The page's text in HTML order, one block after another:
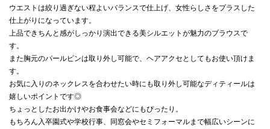
ウエストは絞り過ぎない程よいバランスで仕上げ、女性らしさをプラスした
仕上がりになっています。
上品できちんと感がしっかり演出できる美シルエットが魅力のブラウスで
す。
また胸元のパールピンは取り外し可能で、ヘアアクセとしてもお使い頂けま
す。
お気に入りのネックレスを合わせたい時にも取り外し可能なディティールは
嬉しいポイントです◎
ちょっとしたお出かけやお食事会などにもぴったり。
もちろん入卒園式や学校行事、同窓会やセミフォーマルまで幅広いシーンに